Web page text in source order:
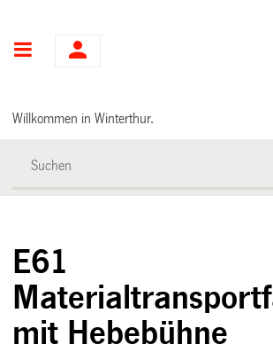
Hauptnavigation
Willkommen in Winterthur.
E61
mit Hebebühne